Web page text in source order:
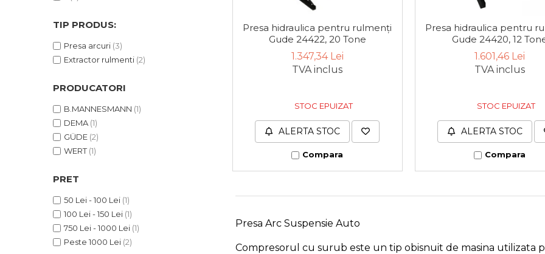
Echipamente Pentru Service-uri
Tester de Tensiune
Antifurt Bicicleta
Densimetru
Accesorii Auto
Tester Baterie Auto
TIP PRODUS:
Presa arcuri (3)
Extractor rulmenti (2)
PRODUCATORI
B.MANNESMANN (1)
DEMA (1)
GÜDE (2)
WERT (1)
PRET
50 Lei - 100 Lei (1)
100 Lei - 150 Lei (1)
750 Lei - 1000 Lei (1)
Peste 1000 Lei (2)
Presa hidraulica pentru rulmenți
Gude 24422, 20 Tone
1.347,34 Lei
TVA inclus
STOC EPUIZAT
ALERTA STOC
Compara
Presa hidraulica pentru
Gude 24420, 12
1.601,46 Lei
TVA inclus
STOC EPUIZAT
ALERTA STOC
Compara
Presa Arc Suspensie Auto
Compresorul cu surub este un tip obisnuit de masina utilizata